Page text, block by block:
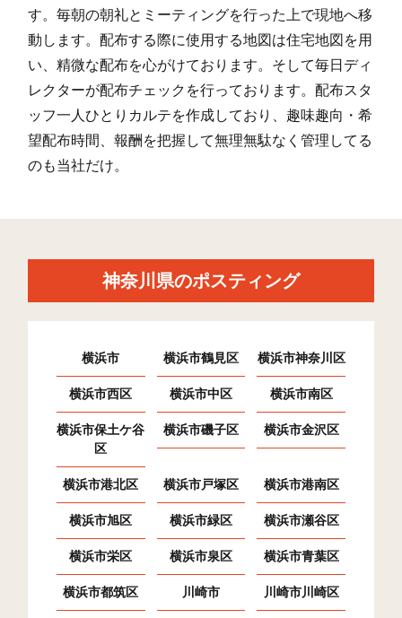
す。毎朝の朝礼とミーティングを行った上で現地へ移
動します。配布する際に使用する地図は住宅地図を用
い、精微な配布を心がけております。そして毎日ディ
レクターが配布チェックを行っております。配布スタ
ッフ一人ひとりカルテを作成しており、趣味趣向・希
望配布時間、報酬を把握して無理無駄なく管理してる
のも当社だけ。
神奈川県のポスティング
横浜市 横浜市鶴見区 横浜市神奈川区
横浜市西区 横浜市中区 横浜市南区
横浜市保土ケ谷
区
横浜市磯子区 横浜市金沢区
横浜市港北区 横浜市戸塚区 横浜市港南区
横浜市旭区 横浜市緑区 横浜市瀬谷区
横浜市栄区 横浜市泉区 横浜市青葉区
横浜市都筑区 川崎市 川崎市川崎区